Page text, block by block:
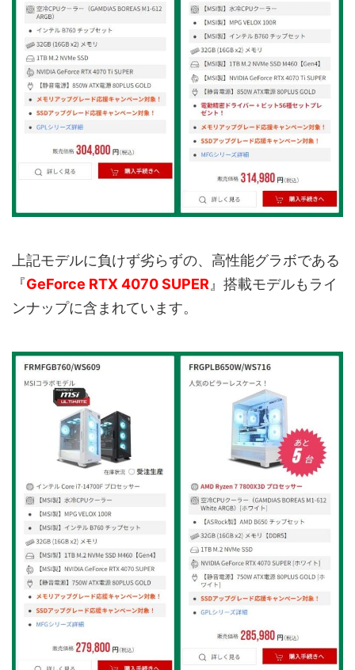
上記モデルに負けず劣らずの、高性能グラボである
『GeForce RTX 4070 SUPER 』搭載モデルもライ
ンナップに含まれています。